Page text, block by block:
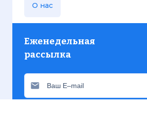
О нас
Еженедельная
рассылка